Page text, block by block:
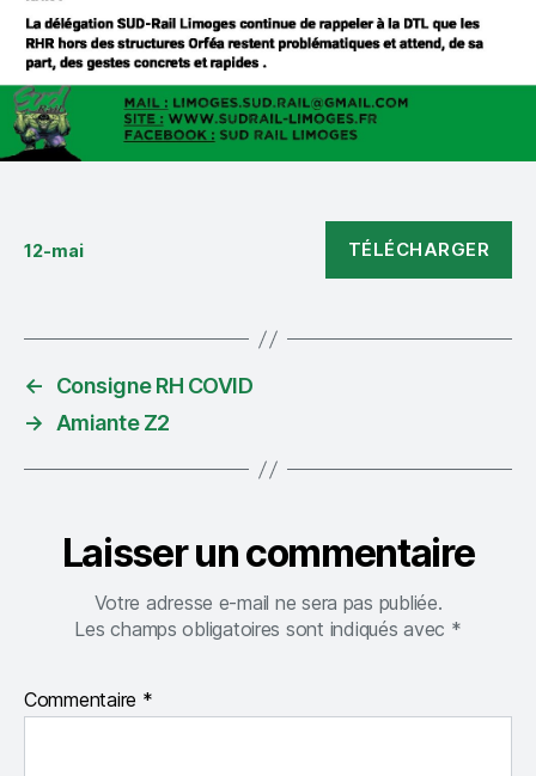
12-mai TÉLÉCHARGER
←
Consigne RH COVID
→ Amiante Z2
Laisser un commentaire
Votre adresse e-mail ne sera pas publiée.
Les champs obligatoires sont indiqués avec *
Commentaire *